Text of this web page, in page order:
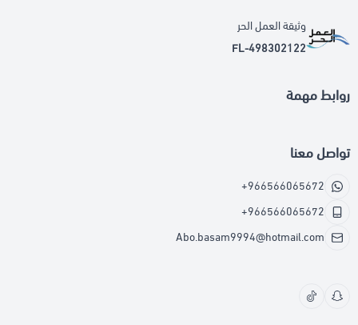
وثيقة العمل الحر
FL-498302122
روابط مهمة
تواصل معنا
+966566065672
+966566065672
Abo.basam9994@hotmail.com